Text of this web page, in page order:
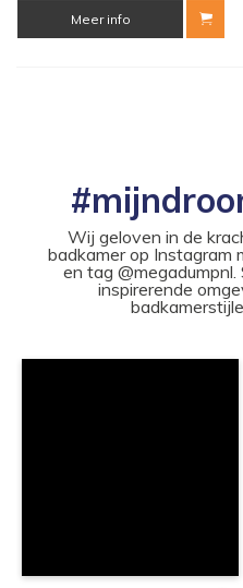
Meer info
Wij geloven in de
badkamer op Instagram
en tag
inspirerende